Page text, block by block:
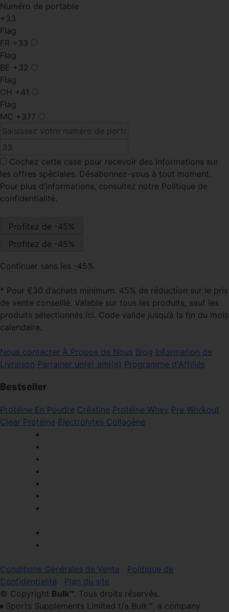
Numéro de portable
+33
Flag
FR +33
Flag
BE +32
Flag
CH +41
Flag
MC +377
Cochez cette case pour recevoir des informations sur
les offres spéciales. Désabonnez-vous à tout moment.
Pour plus d’informations, consultez notre Politique de
confidentialité.
Continuer sans les -45%
* Pour €30 d’achats minimum. 45% de réduction sur le prix
de vente conseillé. Valable sur tous les produits, sauf les
produits sélectionnés ici. Code valide jusqu’à la fin du mois
calendaire.
Nous contacter À Propos de Nous Blog Information de
Livraison Parrainer un(e) ami(e) Programme d'Affiliés
Bestseller
Protéine En Poudre Créatine Protéine Whey Pre Workout
Clear Protéine Électrolytes Collagène
Conditions Générales de Vente
Politique de
Confidentialité
Plan du site
© Copyright Bulk™. Tous droits réservés.
Sports Supplements Limited t/a Bulk™, a company